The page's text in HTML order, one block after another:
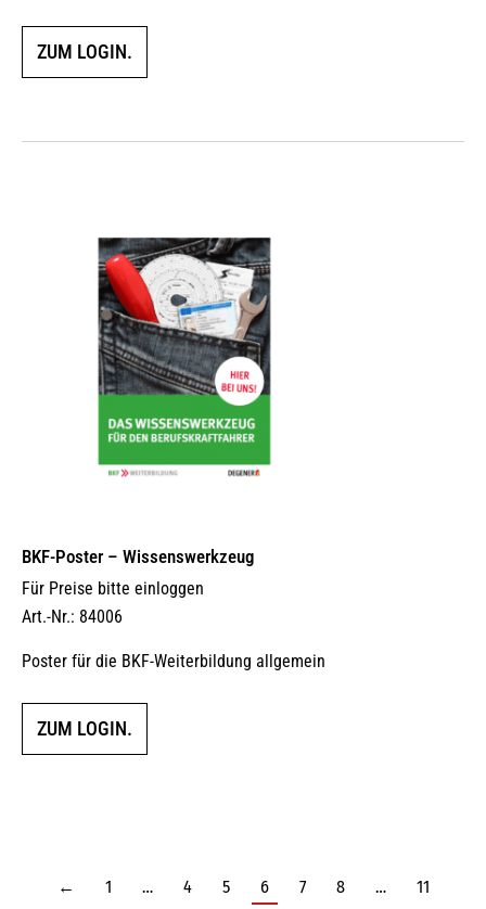
ZUM LOGIN.
BKF-Poster – Wissenswerkzeug
Für Preise bitte einloggen
Art.-Nr.: 84006
Poster für die BKF-Weiterbildung allgemein
ZUM LOGIN.
← 1 … 4 5 6 7 8 …
11